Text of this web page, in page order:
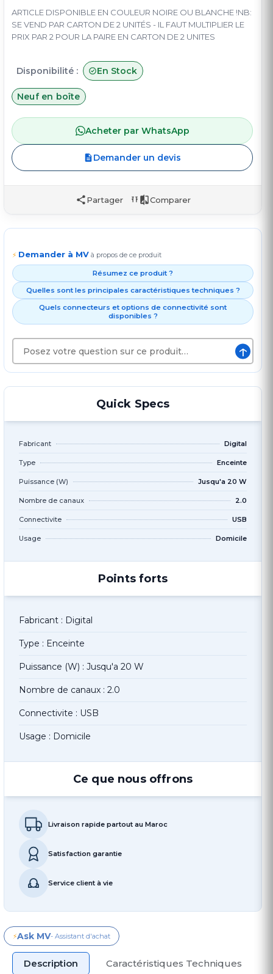
ARTICLE DISPONIBLE EN COULEUR NOIRE OU BLANCHE !NB:
SE VEND PAR CARTON DE 2 UNITÉS - IL FAUT MULTIPLIER LE
PRIX PAR 2 POUR LA PAIRE EN CARTON DE 2 UNITES
Disponibilité : En Stock
Neuf en boîte
Acheter par WhatsApp
Demander un devis
Partager Comparer
⚡ Demander à MV à propos de ce produit
Résumez ce produit ?
Quelles sont les principales caractéristiques techniques ?
Quels connecteurs et options de connectivité sont
disponibles ?
↑
Quick Specs
Fabricant Digital
Type Enceinte
Puissance (W) Jusqu'a 20 W
Nombre de canaux 2.0
Connectivite USB
Usage Domicile
Points forts
Fabricant : Digital
Type : Enceinte
Puissance (W) : Jusqu'a 20 W
Nombre de canaux : 2.0
Connectivite : USB
Usage : Domicile
Ce que nous offrons
Livraison rapide partout au Maroc
Satisfaction garantie
Service client à vie
⚡Ask MV- Assistant d'achat
Description Caractéristiques Techniques